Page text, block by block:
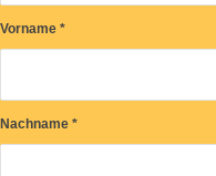
Vorname *
Nachname *